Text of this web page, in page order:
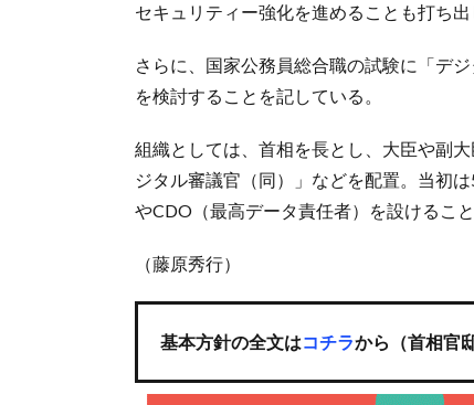
セキュリティー強化を進めることも打ち出
さらに、国家公務員総合職の試験に「デ
を検討することを記している。
組織としては、首相を長とし、大臣や副
ジタル審議官（同）」などを配置。当初
やCDO（最高データ責任者）を設けること
（藤原秀行）
基本方針の全文はコチラから（首相官